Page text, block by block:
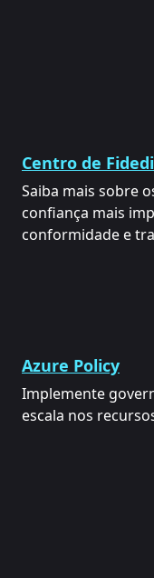
Centro de
Saiba mais sobre
confiança mais
conformidade e
Azure Policy
Implemente
escala nos